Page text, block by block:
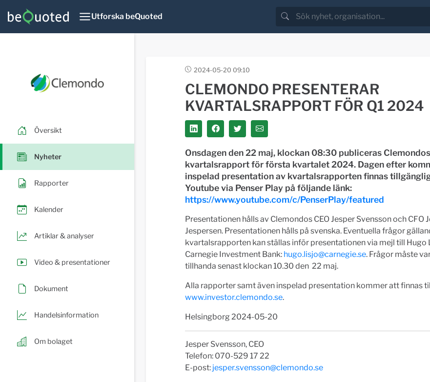
Utforska beQuoted
Översikt
Nyheter
Rapporter
Kalender
Artiklar & analyser
Video & presentationer
Dokument
Handelsinformation
Om bolaget
2024-05-20 09:10
CLEMONDO PRESENTERAR
KVARTALSRAPPORT FÖR Q1 2024
Onsdagen den 22 maj, klockan 08:30 publiceras Clemondos
kvartalsrapport för första kvartalet 2024. Dagen efter
inspelad presentation av kvartalsrapporten finnas
Youtube via Penser Play på följande länk:
https://www.youtube.com/c/PenserPlay/featured
Presentationen hålls av Clemondos CEO Jesper Svensson och CFO
Jespersen. Presentationen hålls på svenska. Eventuella frågor
kvartalsrapporten kan ställas inför presentationen via mejl till Hugo
Carnegie Investment Bank: hugo.lisjo@carnegie.se. Frågor måste
tillhanda senast klockan 10.30 den 22 maj.
Alla rapporter samt även inspelad presentation kommer att finnas
www.investor.clemondo.se.
Helsingborg 2024-05-20
Jesper Svensson, CEO
Telefon: 070-529 17 22
E-post: jesper.svensson@clemondo.se